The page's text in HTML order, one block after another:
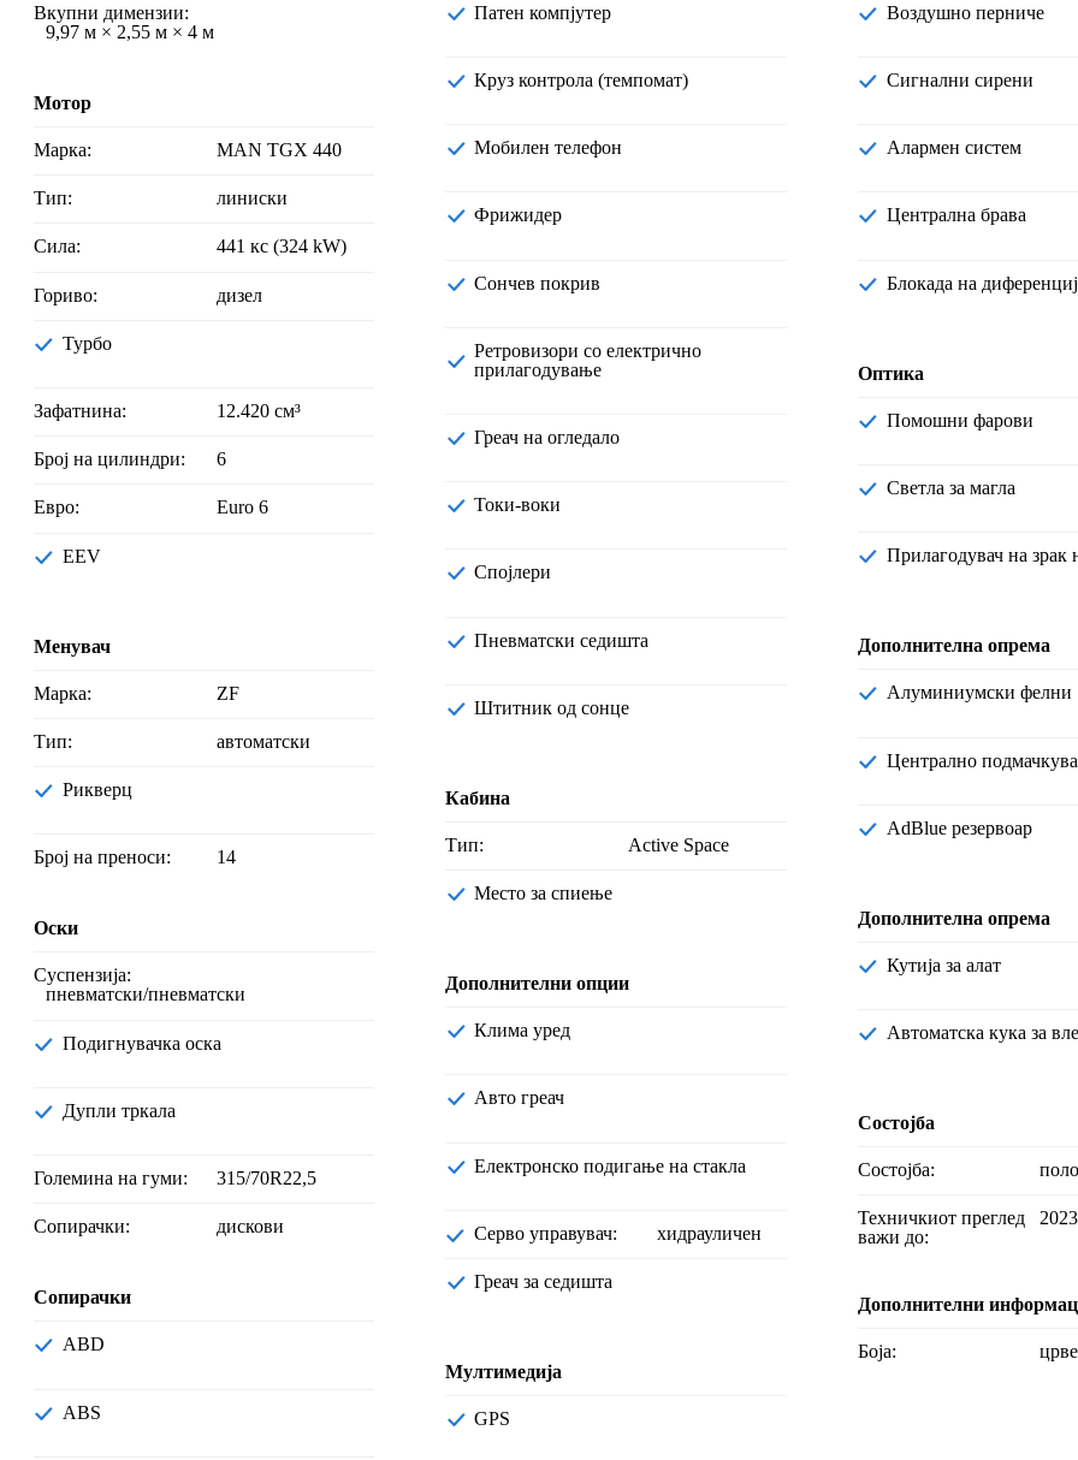
Вкупни димензии:
9,97 м × 2,55 м × 4 м
Мотор
Марка: MAN TGX 440
Тип: линиски
Сила: 441 кс (324 kW)
Гориво: дизел
Турбо
Зафатнина: 12.420 cм³
Број на цилиндри: 6
Евро: Euro 6
EEV
Менувач
Марка: ZF
Тип: автоматски
Рикверц
Број на преноси: 14
Оски
Суспензија:
пневматски/пневматски
Подигнувачка оска
Дупли тркала
Големина на гуми: 315/70R22,5
Сопирачки: дискови
Сопирачки
ABD
ABS
Патен компјутер
Круз контрола (темпомат)
Мобилен телефон
Фрижидер
Сончев покрив
Ретровизори со електрично
прилагодување
Греач на огледало
Токи-воки
Спојлери
Пневматски седишта
Штитник од сонце
Кабина
Тип: Active Space
Место за спиење
Дополнителни опции
Клима уред
Авто греач
Електронско подигање на стакла
Серво управувач: хидрауличен
Греач за седишта
Мултимедија
GPS
Воздушно перниче
Сигнални сирени
Алармен систем
Централна брава
Блокада на
Оптика
Помошни фарови
Светла за магла
Прилагодувач на
Дополнителна опрема
Алуминиумски фелни
Централно
AdBlue резервоар
Дополнителна опрема
Кутија за алат
Автоматска кука за
Состојба
Состојба:
Техничкиот преглед
важи до:
Дополнителни
Боја: